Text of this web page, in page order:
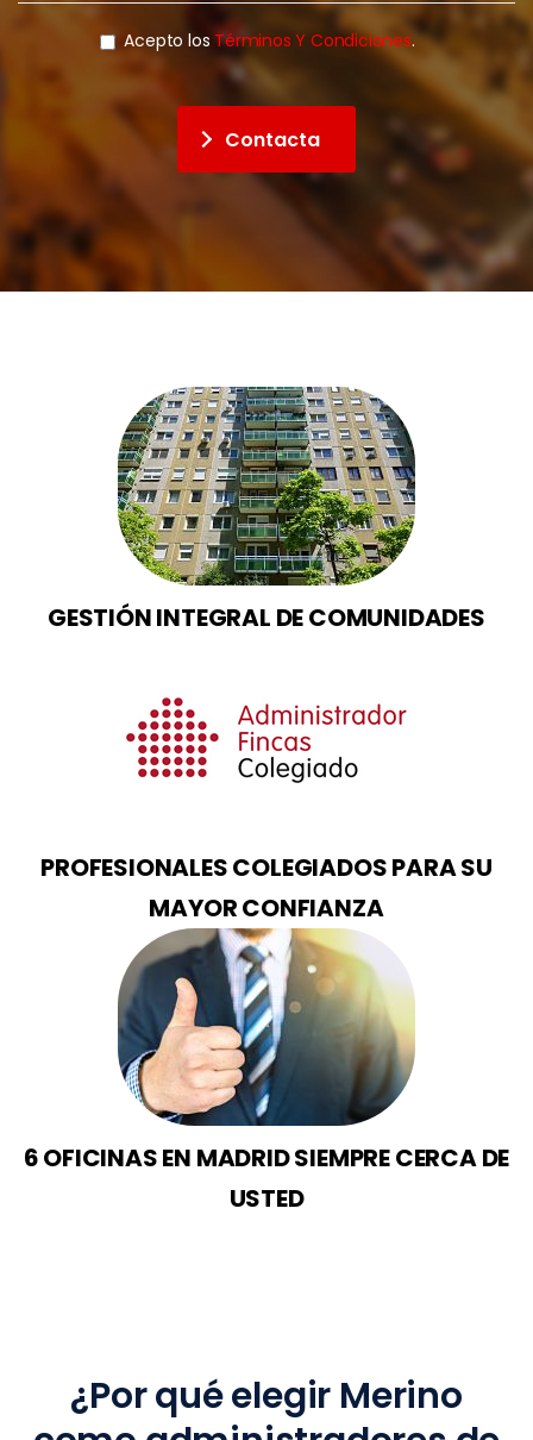
Acepto losTérminos Y Condiciones.
Contacta
GESTIÓN INTEGRAL DE COMUNIDADES
PROFESIONALES COLEGIADOS PARA SU
MAYOR CONFIANZA
6 OFICINAS EN MADRID SIEMPRE CERCA DE
USTED
¿Por qué elegir Merino